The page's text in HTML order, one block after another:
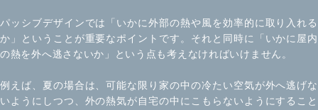
パッシブデザインでは「いかに外部の熱や風を効率的に取り入れる
か」ということが重要なポイントです。それと同時に「いかに屋内
の熱を外へ逃さないか」という点も考えなければいけません。
例えば、夏の場合は、可能な限り家の中の冷たい空気が外へ逃げな
いようにしつつ、外の熱気が自宅の中にこもらないようにすること